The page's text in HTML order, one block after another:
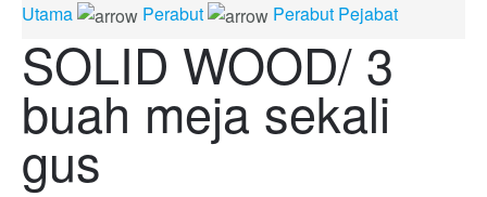
Utama Perabut Perabut Pejabat
SOLID WOOD/ 3
buah meja sekali
gus